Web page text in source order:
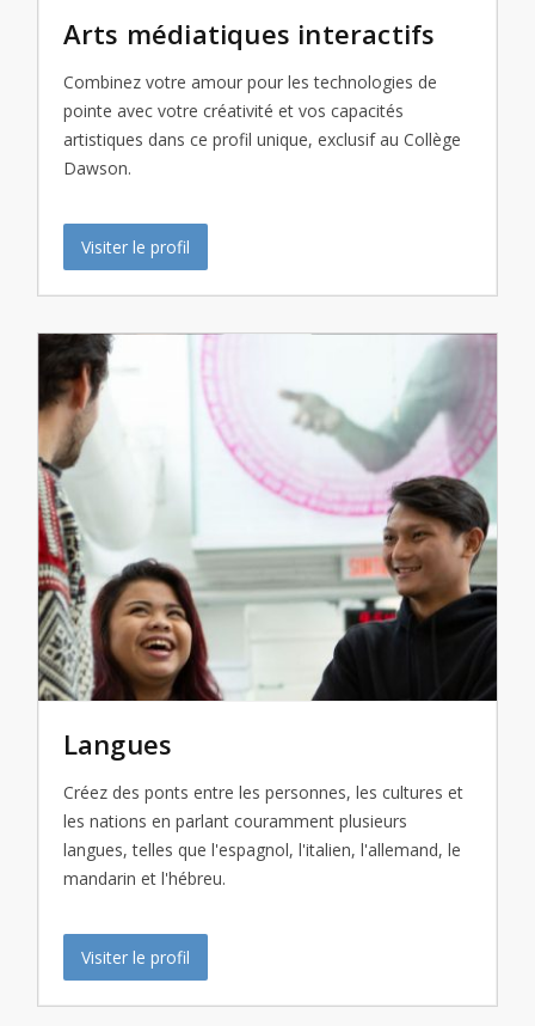
Arts médiatiques interactifs
Combinez votre amour pour les technologies de
pointe avec votre créativité et vos capacités
artistiques dans ce profil unique, exclusif au Collège
Dawson.
Visiter le profil
Langues
Créez des ponts entre les personnes, les cultures et
les nations en parlant couramment plusieurs
langues, telles que l'espagnol, l'italien, l'allemand, le
mandarin et l'hébreu.
Visiter le profil